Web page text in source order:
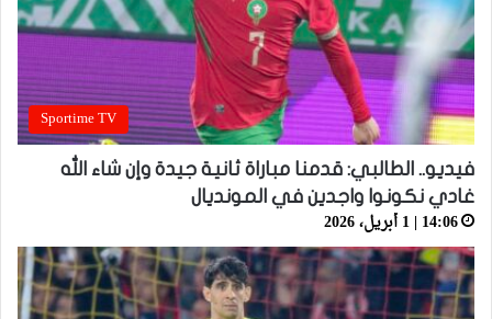
Sportime TV
فيديو.. الطالبي: قدمنا مباراة ثانية جيدة وإن شاء الله
غادي نكونوا واجدين في المونديال
14:06 | 1 أبريل، 2026